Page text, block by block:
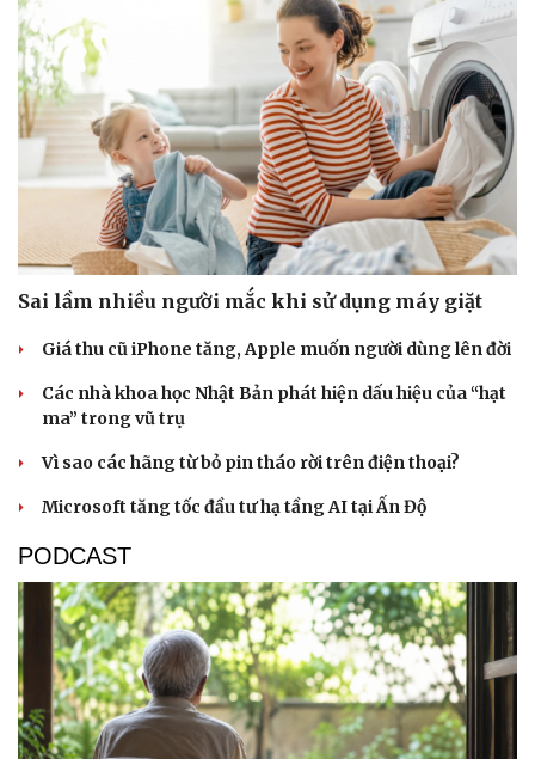
Sai lầm nhiều người mắc khi sử dụng máy giặt
Giá thu cũ iPhone tăng, Apple muốn người dùng lên đời
Các nhà khoa học Nhật Bản phát hiện dấu hiệu của “hạt
ma” trong vũ trụ
Vì sao các hãng từ bỏ pin tháo rời trên điện thoại?
Microsoft tăng tốc đầu tư hạ tầng AI tại Ấn Độ
PODCAST